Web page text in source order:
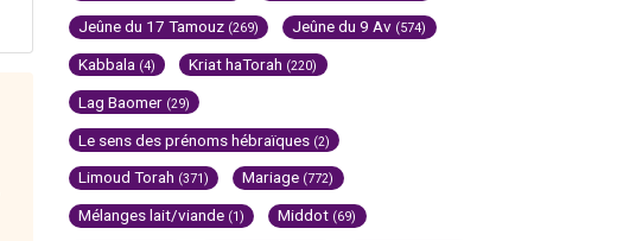
Jeûne du 17 Tamouz (269) Jeûne du 9 Av (574)
Kabbala (4) Kriat haTorah (220)
Lag Baomer (29)
Le sens des prénoms hébraïques (2)
Limoud Torah (371) Mariage (772)
Mélanges lait/viande (1) Middot (69)